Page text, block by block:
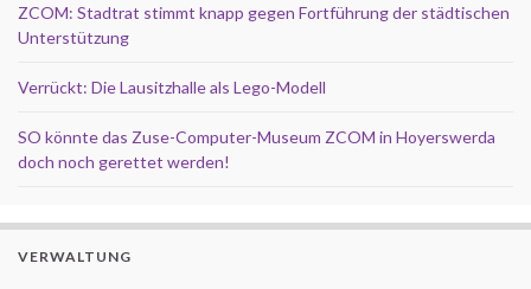
ZCOM: Stadtrat stimmt knapp gegen Fortführung der städtischen
Unterstützung
Verrückt: Die Lausitzhalle als Lego-Modell
SO könnte das Zuse-Computer-Museum ZCOM in Hoyerswerda
doch noch gerettet werden!
VERWALTUNG